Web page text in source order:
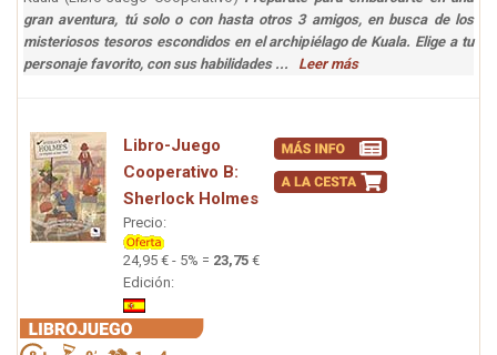
gran aventura, tú solo o con hasta otros 3 amigos, en busca de los
misteriosos tesoros escondidos en el archipiélago de Kuala. Elige a tu
personaje favorito, con sus habilidades ... Leer más
Libro-Juego
Cooperativo B:
Sherlock Holmes
Precio:
24,95 € - 5% = 23,75 €
Edición: